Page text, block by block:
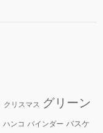
クリスマス グリーン
ハンコ バインダー バスケ